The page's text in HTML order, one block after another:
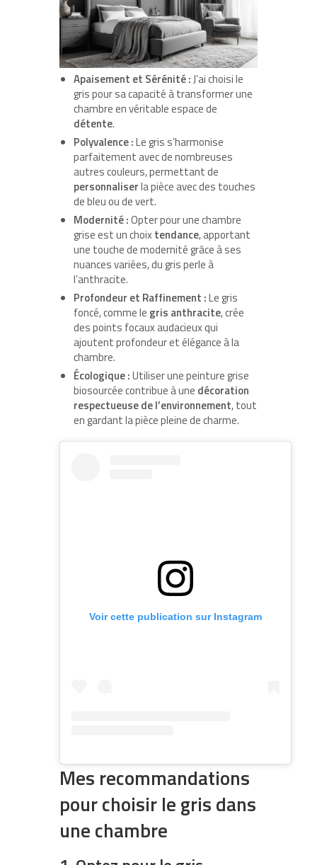
Apaisement et Sérénité :J’ai choisi le
gris pour sa capacité à transformer une
chambre en véritable espace de
détente.
Polyvalence :Le gris s’harmonise
parfaitement avec de nombreuses
autres couleurs, permettant de
personnaliserla pièce avec des touches
de bleu ou de vert.
Modernité :Opter pour une chambre
grise est un choixtendance, apportant
une touche de modernité grâce à ses
nuances variées, du gris perle à
l’anthracite.
Profondeur et Raffinement :Le gris
foncé, comme le gris anthracite, crée
des points focaux audacieux qui
ajoutent profondeur et élégance à la
chambre.
Écologique :Utiliser une peinture grise
biosourcée contribue à une décoration
respectueuse de l’environnement, tout
en gardant la pièce pleine de charme.
Voir cette publication sur Instagram
Mes recommandations
pour choisir le gris dans
une chambre